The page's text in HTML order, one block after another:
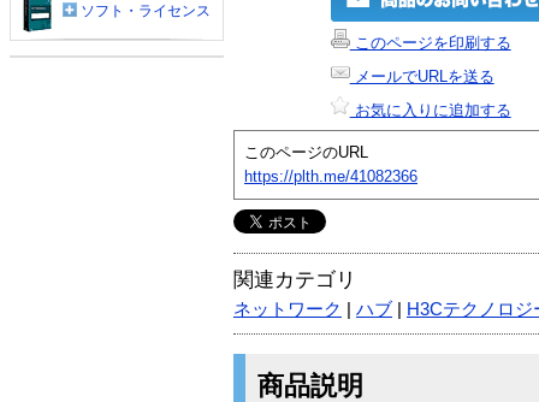
このページを印刷する
メールでURLを送る
お気に入りに追加する
このページのURL
https://plth.me/41082366
関連カテゴリ
ネットワーク ハブ H3Cテクノロ
商品説明
ソフト・ライセンス